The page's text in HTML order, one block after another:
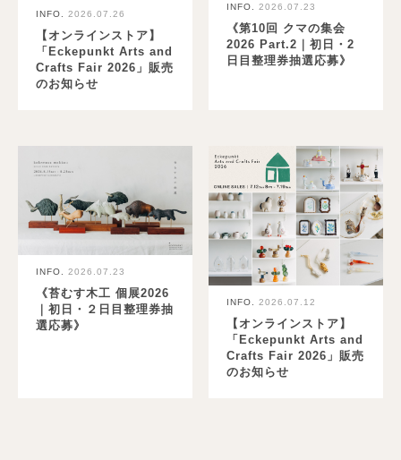
INFO. 2026.07.26
【オンラインストア】
「Eckepunkt Arts and
Crafts Fair 2026」販売
のお知らせ
INFO. 2026.07.23
《第10回 クマの集会
2026 Part.2｜初日・2
日目整理券抽選応募》
INFO. 2026.07.23
《苔むす木工 個展2026
｜初日・２日目整理券抽
選応募》
INFO. 2026.07.12
【オンラインストア】
「Eckepunkt Arts and
Crafts Fair 2026」販売
のお知らせ